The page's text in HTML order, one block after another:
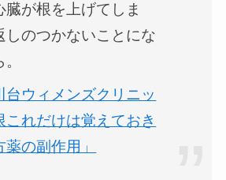
臓が根を上げてしま
しのつかないことにな
台ウィメンズクリニッ
これだけは覚えておき
の副作用」